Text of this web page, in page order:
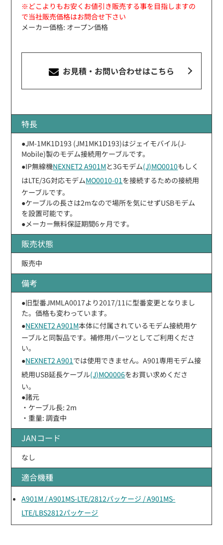
※どこよりもお安くお値引き販売する事を目指しますの
で当社販売価格はお問合せ下さい
メーカー価格: オープン価格
お見積・お問い合わせはこちら
特長
●JM-1MK1D193 (JM1MK1D193)はジェイモバイル(J-
Mobile)製のモデム接続用ケーブルです。
●IP無線機NEXNET2 A901Mと3Gモデム(J)MO0010もしく
はLTE/3G対応モデムMO0010-01 を接続するための接続用
ケーブルです。
●ケーブルの長さは2mなので場所を気にせずUSBモデム
を設置可能です。
●メーカー無料保証期間6ヶ月です。
販売状態
販売中
備考
●旧型番JMMLA0017より2017/11に型番変更となりまし
た。価格も変わっています。
●NEXNET2 A901M本体に付属されているモデム接続用ケ
ーブルと同製品です。補修用パーツとしてご利用くださ
い。
●NEXNET2 A901 では使用できません。A901専用モデム接
続用USB延長ケーブル(J)MO0006をお買い求めくださ
い。
●諸元
・ケーブル長: 2m
・重量: 調査中
JANコード
なし
適合機種
A901M / A901MS-LTE/2812パッケージ / A901MS-
LTE/LBS2812パッケージ